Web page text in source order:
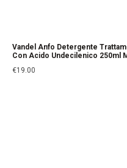
Vandel Anfo Detergente
Con Acido Undecilenico 250ml
€19.00